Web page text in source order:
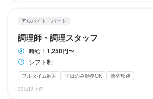
アルバイト・パート
調理師・調理スタッフ
時給： 1,250円〜
シフト制
フルタイム歓迎 平日のみ勤務OK
新卒歓迎
30日以上前
特徴
学歴不問 未経験者歓迎
駅チカ(徒歩5分以内)
仕事内容
特徴
学歴不問 未経験者歓迎 独立希望者歓迎
駅チカ(徒歩5分以内)
仕事内容
お客様に「また来たい」と思っていただける
ドリンク作りや料理の提供、仕込みのサポー
に携われます。
笑顔でお客様と会話を楽しみながら、楽しく
・笑顔で会話を楽しみながら働ける環境
この仕事のおすすめポイント
【アオギリコーポレーションの魅力】